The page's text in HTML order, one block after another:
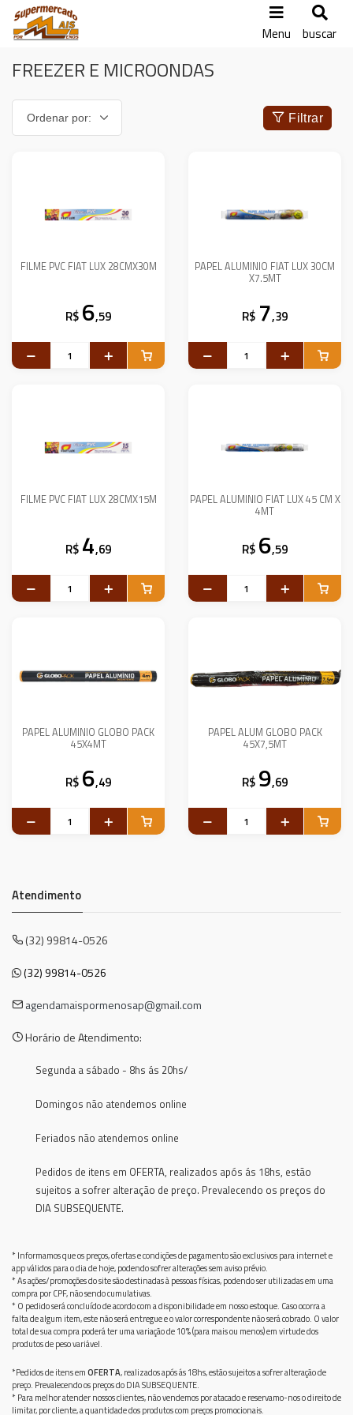
Menu buscar
FREEZER E MICROONDAS
Filtrar
FILME PVC FIAT LUX 28CMX30M
R$ 6,59
PAPEL ALUMINIO FIAT LUX 30CM
X7.5MT
R$ 7,39
FILME PVC FIAT LUX 28CMX15M
R$ 4,69
PAPEL ALUMINIO FIAT LUX 45 CM X
4MT
R$ 6,59
PAPEL ALUMINIO GLOBO PACK
45X4MT
R$ 6,49
PAPEL ALUM GLOBO PACK
45X7,5MT
R$ 9,69
Atendimento
(32) 99814-0526
(32) 99814-0526
agendamaispormenosap@gmail.com
Horário de Atendimento:
Segunda a sábado - 8hs ás 20hs/
Domingos não atendemos online
Feriados não atendemos online
Pedidos de itens em OFERTA, realizados após ás 18hs, estão
sujeitos a sofrer alteração de preço. Prevalecendo os preços do
DIA SUBSEQUENTE.
* Informamos que os preços, ofertas e condições de pagamento são exclusivos para internet e
app válidos para o dia de hoje, podendo sofrer alterações sem aviso prévio.
* As ações/promoções do site são destinadas à pessoas físicas, podendo ser utilizadas em uma
compra por CPF, não sendo cumulativas.
* O pedido será concluído de acordo com a disponibilidade em nosso estoque. Caso ocorra a
falta de algum item, este não será entregue e o valor correspondente não será cobrado. O valor
total de sua compra poderá ter uma variação de 10% (para mais ou menos) em virtude dos
produtos de peso variável.
*Pedidos de itens emOFERTA, realizados após ás 18hs, estão sujeitos a sofrer alteração de
preço. Prevalecendo os preços do DIA SUBSEQUENTE.
* Para melhor atender nossos clientes, não vendemos por atacado e reservamo-nos o direito de
limitar, por cliente, a quantidade dos produtos com preços promocionais.